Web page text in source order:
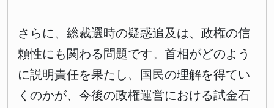
さらに、総裁選時の疑惑追及は、政権の信
頼性にも関わる問題です。首相がどのよう
に説明責任を果たし、国民の理解を得てい
くのかが、今後の政権運営における試金石